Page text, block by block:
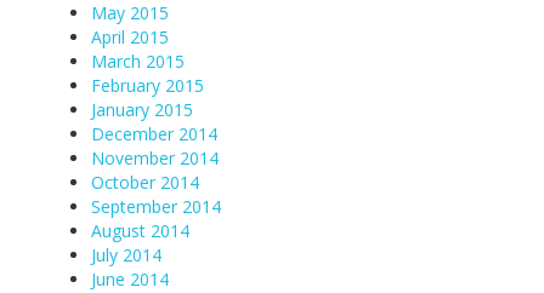
May 2015
April 2015
March 2015
February 2015
January 2015
December 2014
November 2014
October 2014
September 2014
August 2014
July 2014
June 2014